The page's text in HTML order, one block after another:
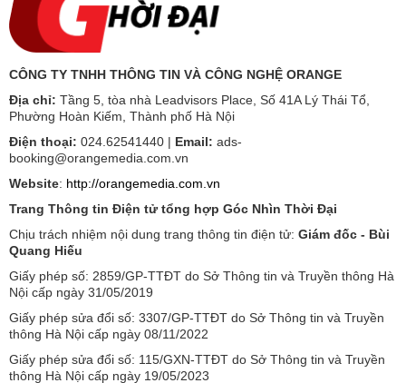
CÔNG TY TNHH THÔNG TIN VÀ CÔNG NGHỆ ORANGE
Địa chỉ: Tầng 5, tòa nhà Leadvisors Place, Số 41A Lý Thái Tổ,
Phường Hoàn Kiếm, Thành phố Hà Nội
Điện thoại: 024.62541440 | Email: ads-
booking@orangemedia.com.vn
Website: http://orangemedia.com.vn
Trang Thông tin Điện tử tổng hợp Góc Nhìn Thời Đại
Chịu trách nhiệm nội dung trang thông tin điện tử: Giám đốc - Bùi
Quang Hiếu
Giấy phép số: 2859/GP-TTĐT do Sở Thông tin và Truyền thông Hà
Nội cấp ngày 31/05/2019
Giấy phép sửa đổi số: 3307/GP-TTĐT do Sở Thông tin và Truyền
thông Hà Nội cấp ngày 08/11/2022
Giấy phép sửa đổi số: 115/GXN-TTĐT do Sở Thông tin và Truyền
thông Hà Nội cấp ngày 19/05/2023